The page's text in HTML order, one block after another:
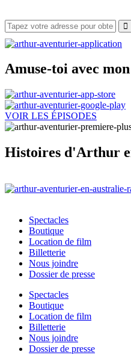
Amuse-toi avec
VOIR LES ÉPISODES
Histoires d'Arthur
Spectacles
Boutique
Location de film
Billetterie
Nous joindre
Dossier de presse
Spectacles
Boutique
Location de film
Billetterie
Nous joindre
Dossier de presse